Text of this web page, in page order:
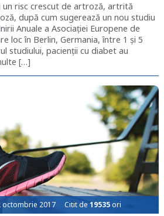
un risc crescut de artroză, artrită
după cum sugerează un nou studiu
Anuale a Asociației Europene de
loc în Berlin, Germania, între 1 și 5
studiului, pacienții cu diabet au
[…]
octombrie 2017 Citit de19535ori